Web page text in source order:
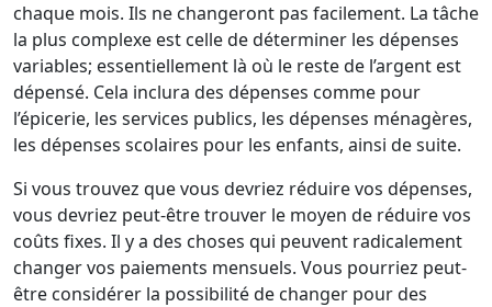
chaque mois. Ils ne changeront pas facilement. La tâche
la plus complexe est celle de déterminer les dépenses
variables; essentiellement là où le reste de l’argent est
dépensé. Cela inclura des dépenses comme pour
l’épicerie, les services publics, les dépenses ménagères,
les dépenses scolaires pour les enfants, ainsi de suite.
Si vous trouvez que vous devriez réduire vos dépenses,
vous devriez peut-être trouver le moyen de réduire vos
coûts fixes. Il y a des choses qui peuvent radicalement
changer vos paiements mensuels. Vous pourriez peut-
être considérer la possibilité de changer pour des